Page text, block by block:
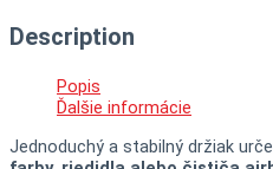
Description
Popis
Ďalšie informácie
Jednoduchý a stabilný držiak